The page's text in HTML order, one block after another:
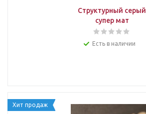
Структурный серый
супер мат
Есть в наличии
Хит продаж